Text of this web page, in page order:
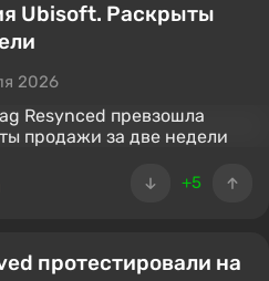
Ubisoft. Раскрыты
2026
+5
протестировали на